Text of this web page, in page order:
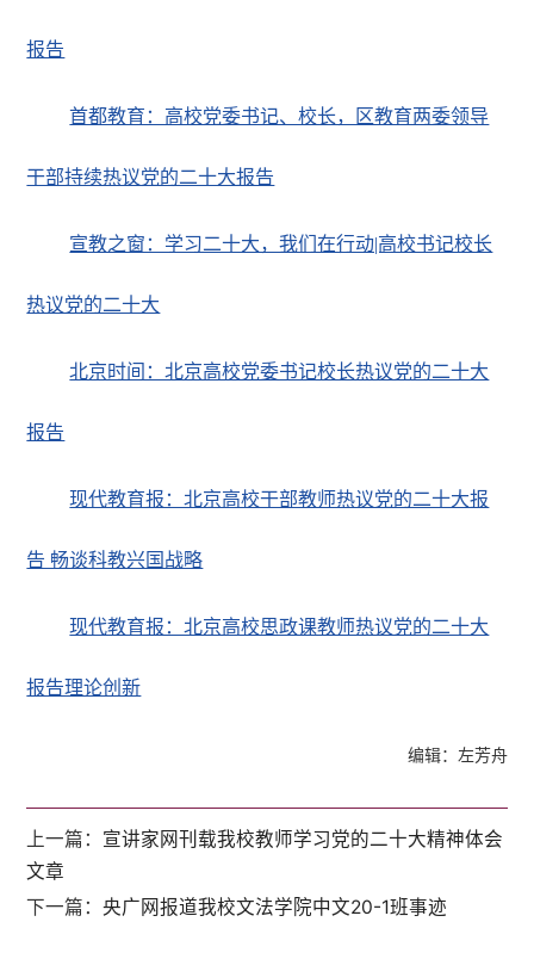
报告
首都教育：高校党委书记、校长，区教育两委领导
干部持续热议党的二十大报告
宣教之窗：学习二十大，我们在行动|高校书记校长
热议党的二十大
北京时间：北京高校党委书记校长热议党的二十大
报告
现代教育报：北京高校干部教师热议党的二十大报
告 畅谈科教兴国战略
现代教育报：北京高校思政课教师热议党的二十大
报告理论创新
编辑：左芳舟
上一篇： 宣讲家网刊载我校教师学习党的二十大精神体会
文章
下一篇：央广网报道我校文法学院中文20-1班事迹